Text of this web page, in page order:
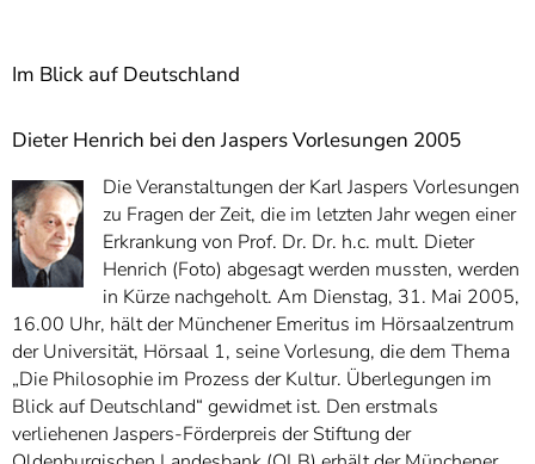
Im Blick auf Deutschland
Dieter Henrich bei den Jaspers Vorlesungen 2005
Die Veranstaltungen der Karl Jaspers Vorlesungen
zu Fragen der Zeit, die im letzten Jahr wegen einer
Erkrankung von Prof. Dr. Dr. h.c. mult. Dieter
Henrich (Foto) abgesagt werden mussten, werden
in Kürze nachgeholt. Am Dienstag, 31. Mai 2005,
16.00 Uhr, hält der Münchener Emeritus im Hörsaalzentrum
der Universität, Hörsaal 1, seine Vorlesung, die dem Thema
„Die Philosophie im Prozess der Kultur. Überlegungen im
Blick auf Deutschland“ gewidmet ist. Den erstmals
verliehenen Jaspers-Förderpreis der Stiftung der